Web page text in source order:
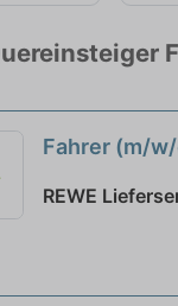
Fahrer (m/
REWE